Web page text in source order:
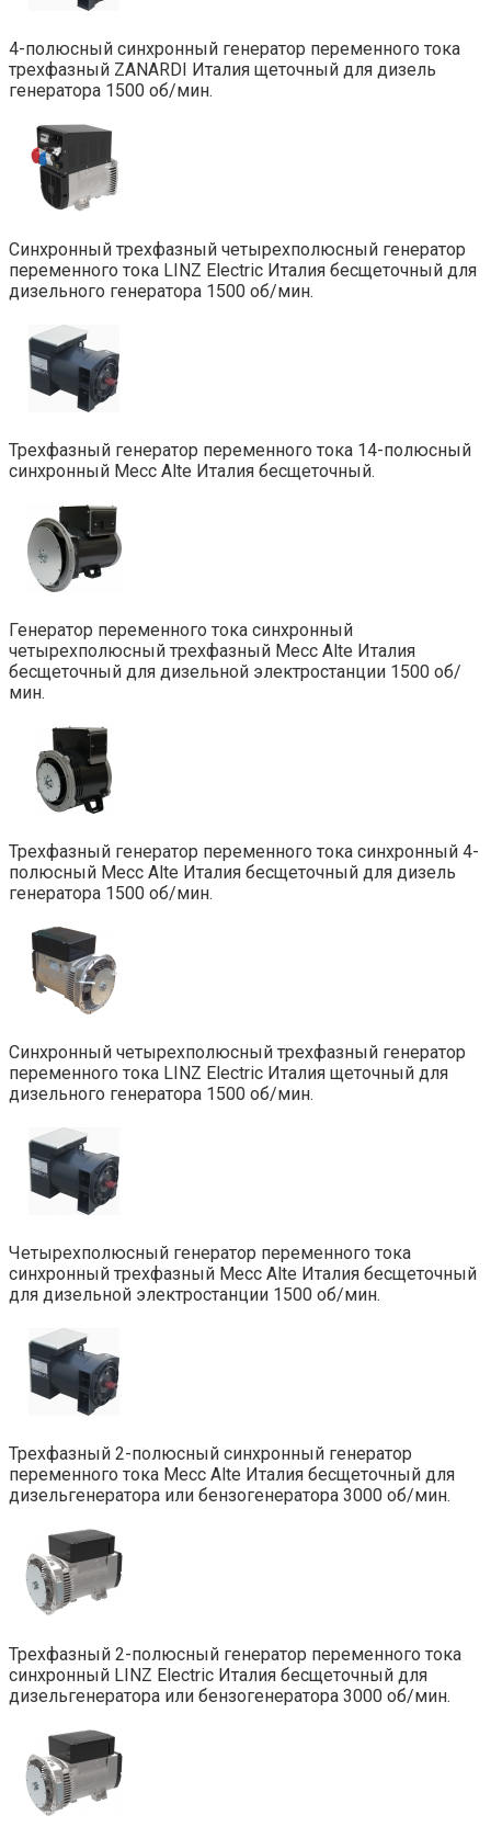
4-полюсный синхронный генератор переменного тока
трехфазный ZANARDI Италия щеточный для дизель
генератора 1500 об/мин.
Синхронный трехфазный четырехполюсный генератор
переменного тока LINZ Electric Италия бесщеточный для
дизельного генератора 1500 об/мин.
Трехфазный генератор переменного тока 14-полюсный
синхронный Mecc Alte Италия бесщеточный.
Генератор переменного тока синхронный
четырехполюсный трехфазный Mecc Alte Италия
бесщеточный для дизельной электростанции 1500 об/
мин.
Трехфазный генератор переменного тока синхронный 4-
полюсный Mecc Alte Италия бесщеточный для дизель
генератора 1500 об/мин.
Синхронный четырехполюсный трехфазный генератор
переменного тока LINZ Electric Италия щеточный для
дизельного генератора 1500 об/мин.
Четырехполюсный генератор переменного тока
синхронный трехфазный Mecc Alte Италия бесщеточный
для дизельной электростанции 1500 об/мин.
Трехфазный 2-полюсный синхронный генератор
переменного тока Mecc Alte Италия бесщеточный для
дизельгенератора или бензогенератора 3000 об/мин.
Трехфазный 2-полюсный генератор переменного тока
синхронный LINZ Electric Италия бесщеточный для
дизельгенератора или бензогенератора 3000 об/мин.